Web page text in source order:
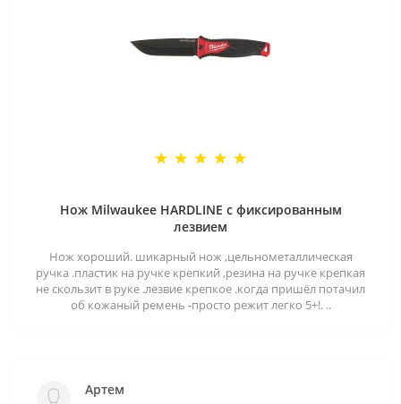
Нож Milwaukee HARDLINE с фиксированным
лезвием
Нож хороший. шикарный нож ,цельнометаллическая
ручка .пластик на ручке крепкий ,резина на ручке крепкая
не скользит в руке .лезвие крепкое .когда пришёл потачил
об кожаный ремень -просто режит легко 5+!. ..
Артем